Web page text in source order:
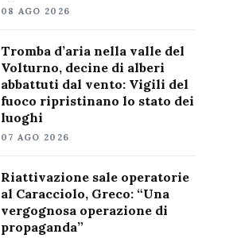
08 AGO 2026
Tromba d’aria nella valle del
Volturno, decine di alberi
abbattuti dal vento: Vigili del
fuoco ripristinano lo stato dei
luoghi
07 AGO 2026
Riattivazione sale operatorie
al Caracciolo, Greco: “Una
vergognosa operazione di
propaganda”